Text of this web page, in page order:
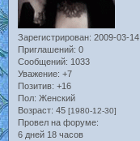
Зарегистрирован: 2009-03-14
Приглашений: 0
Сообщений: 1033
Уважение: +7
Позитив: +16
Пол: Женский
Возраст: 45 [1980-12-30]
Провел на форуме:
6 дней 18 часов